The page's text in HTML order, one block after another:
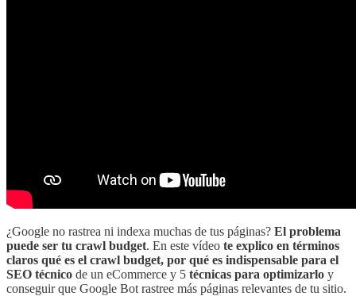
¿Google no rastrea ni indexa muchas de tus páginas? El problema
puede ser tu crawl budget. En este vídeo te explico en términos
claros qué es el crawl budget, por qué es indispensable para el
SEO técnico de un eCommerce y 5 técnicas para optimizarlo y
conseguir que Google Bot rastree más páginas relevantes de tu sitio.